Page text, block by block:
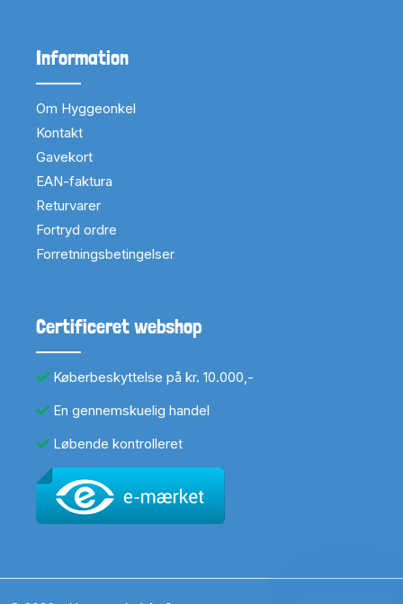
Information
Om Hyggeonkel
Kontakt
Gavekort
EAN-faktura
Returvarer
Fortryd ordre
Forretningsbetingelser
Certificeret webshop
Køberbeskyttelse på kr. 10.000,-
En gennemskuelig handel
Løbende kontrolleret